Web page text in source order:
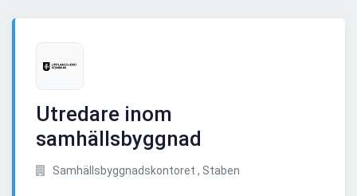
Utredare inom
samhällsbyggnad
Samhällsbyggnadskontoret , Staben